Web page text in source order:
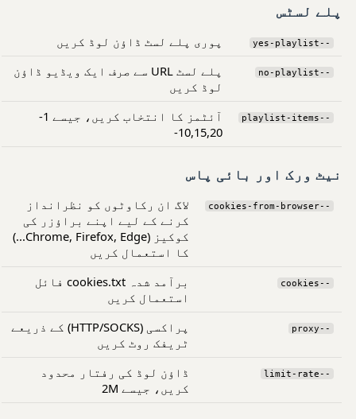
پلے لسٹس
--yes-playlist پوری پلے لسٹ ڈاؤن لوڈ کریں
--no-playlist
پلے لسٹ URL سے صرف ایک ویڈیو ڈاؤن
لوڈ کریں
--playlist-items
آئٹمز کا انتخاب کریں، جیسے 1-
10,15,20-
نیٹ ورک اور بائی پاس
--cookies-from-browser
لاگ ان رکاوٹوں کو نظرانداز
کرنے کے لیے اپنے براؤزر کی
کوکیز (Chrome, Firefox, Edge...)
کا استعمال کریں
--cookies
برآمد شدہ cookies.txt فائل
استعمال کریں
--proxy
پراکسی (HTTP/SOCKS) کے ذریعے
ٹریفک روٹ کریں
--limit-rate
ڈاؤن لوڈ کی رفتار محدود
کریں، جیسے 2M